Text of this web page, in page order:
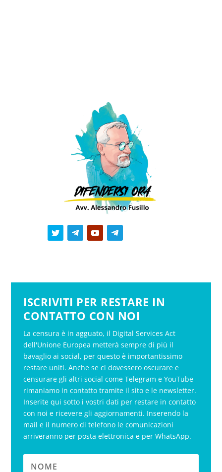
ISCRIVITI PER RESTARE IN
CONTATTO CON NOI
La censura è in agguato, il Digital Services Act
dell'Unione Europea metterà sempre di più il
bavaglio ai social, per questo è importantissimo
restare uniti. Anche se ci dovessero oscurare e
censurare gli altri social come Telegram e YouTube
rimaniamo in contatto tramite il sito e le newsletter.
Inserite qui sotto i vostri dati per restare in contatto
con noi e ricevere gli aggiornamenti. Inserendo la
mail e il numero di telefono le comunicazioni
arriveranno per posta elettronica e per WhatsApp.